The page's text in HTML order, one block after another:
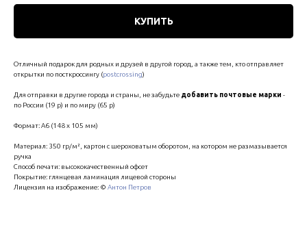
КУПИТЬ
Отличный подарок для родных и друзей в другой город, а также тем, кто отправляет
открытки по посткроссингу (postcrossing)
Для отправки в другие города и страны, не забудьте добавить почтовые марки -
по России (19 р) и по миру (65 р)
Формат: А6 (148 х 105 мм)
Материал: 350 гр/м², картон с шероховатым оборотом, на котором не размазывается
ручка
Способ печати: высококачественный офсет
Покрытие: глянцевая ламинация лицевой стороны
Лицензия на изображение: © Антон Петров